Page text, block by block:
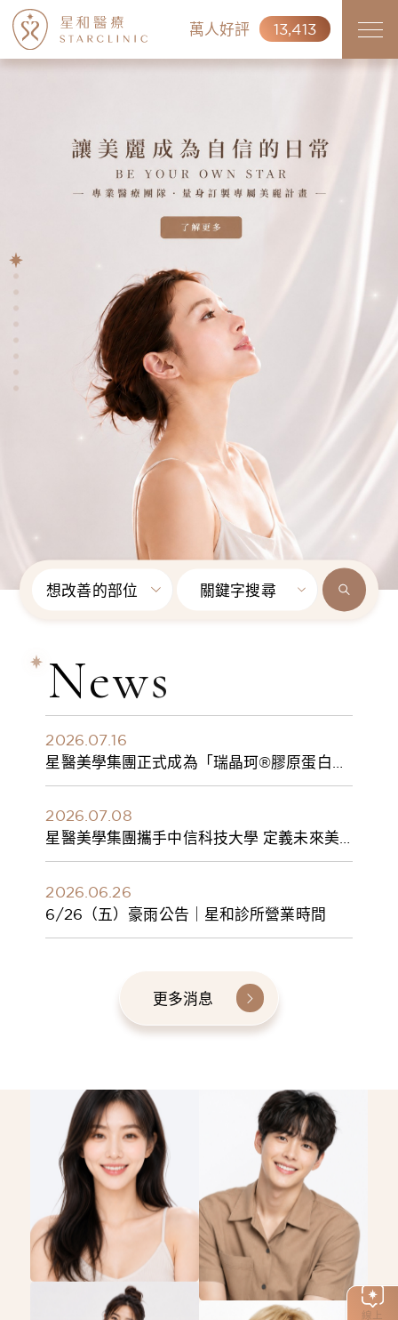
線上
萬人好評 13,413
想改善的部位 關鍵字搜尋
News
2026.07.16
星醫美學集團正式成為「瑞晶珂®膠原蛋白植
入劑」台灣獨家總代理
2026.07.08
星醫美學集團攜手中信科技大學 定義未來美
學人才新標準 建構健康美學產學共育模式 串
2026.06.26
6/26（五）豪雨公告｜星和診所營業時間
更多消息